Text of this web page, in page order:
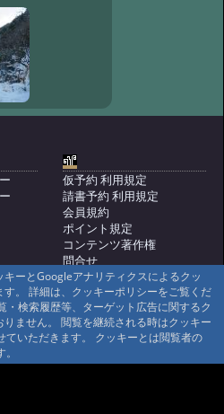
さんと
んが来ました
さんが来
の花が咲きました
@ '12 7/13 11:33
食見ました @ '12 5/23 08:57
さんと藤巻さん山から帰
@ '12 3/22 14:22
健さんと藤巻さんがきまし
@ '12 3/21 09:02
りの良い天気です
@ '12 2/28 10:43
が綺麗でした
@ '11 11/4 09:34
写真撮りに
すぎました
仮予約 利用規定
請書予約 利用規定
会員規約
ポイント規定
コンテンツ著作権
問合せ
マウンテントラッド株式会社
〒386-1211 長野県上田市下之郷692
0268371176
® Inc. https://www.mountaintrad.co.jp
キーとGoogleアナリティクスによるクッ
す。 詳細は、クッキーポリシーをご覧くだ
・検索履歴等、ターゲット広告に関するク
りません。 閲覧を継続される時はクッキー
いただきます。 クッキーとは閲覧者の